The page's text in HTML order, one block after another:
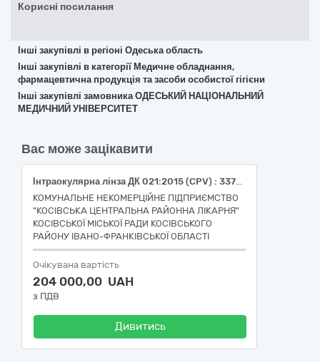
Корисні посилання
Інші закупівлі в регіоні Одеська область
Інші закупівлі в категорії Медичне обладнання,
фармацевтична продукція та засоби особистої гігієни
Інші закупівлі замовника ОДЕСЬКИЙ НАЦІОНАЛЬНИЙ
МЕДИЧНИЙ УНІВЕРСИТЕТ
Вас може зацікавити
Інтраокулярна лінза ДК 021:2015 (CPV) : 33730000-6 Офтальмологічні вироби та коригувальні лінзи
КОМУНАЛЬНЕ НЕКОМЕРЦІЙНЕ ПІДПРИЄМСТВО
"КОСІВСЬКА ЦЕНТРАЛЬНА РАЙОННА ЛІКАРНЯ"
КОСІВСЬКОЇ МІСЬКОЇ РАДИ КОСІВСЬКОГО
РАЙОНУ ІВАНО-ФРАНКІВСЬКОЇ ОБЛАСТІ
Очікувана вартість
204 000,00 UAH
з ПДВ
Дивитись